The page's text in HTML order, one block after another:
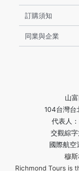
山
104台灣台
代表人
交觀綜
國際航
穆
Richmond Tours is
訂購須知
同業與企業